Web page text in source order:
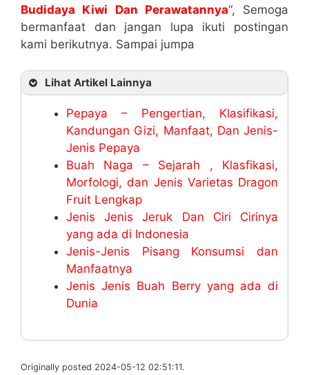
Budidaya Kiwi Dan Perawatannya“, Semoga
bermanfaat dan jangan lupa ikuti postingan
kami berikutnya. Sampai jumpa
Lihat Artikel Lainnya
Pepaya – Pengertian, Klasifikasi,
Kandungan Gizi, Manfaat, Dan Jenis-
Jenis Pepaya
Buah Naga – Sejarah , Klasfikasi,
Morfologi, dan Jenis Varietas Dragon
Fruit Lengkap
Jenis Jenis Jeruk Dan Ciri Cirinya
yang ada di Indonesia
Jenis-Jenis Pisang Konsumsi dan
Manfaatnya
Jenis Jenis Buah Berry yang ada di
Dunia
Originally posted 2024-05-12 02:51:11.